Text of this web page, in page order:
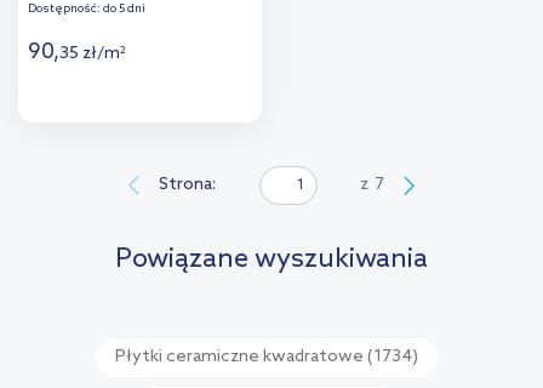
Dostępność: do 5 dni
90,35 zł/m2
Strona: z 7
Powiązane wyszukiwania
Płytki ceramiczne kwadratowe (1734)